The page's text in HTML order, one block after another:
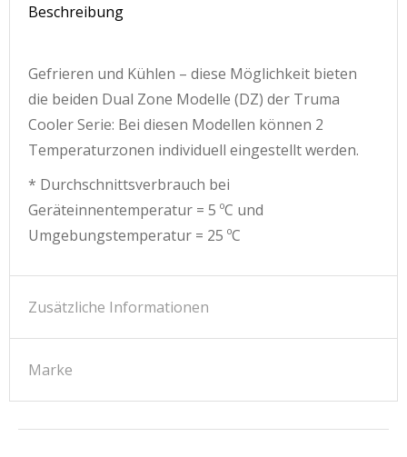
Beschreibung
Gefrieren und Kühlen – diese Möglichkeit bieten
die beiden Dual Zone Modelle (DZ) der Truma
Cooler Serie: Bei diesen Modellen können 2
Temperaturzonen individuell eingestellt werden.
* Durchschnittsverbrauch bei
Geräteinnentemperatur = 5 ºC und
Umgebungstemperatur = 25 ºC
Zusätzliche Informationen
Marke